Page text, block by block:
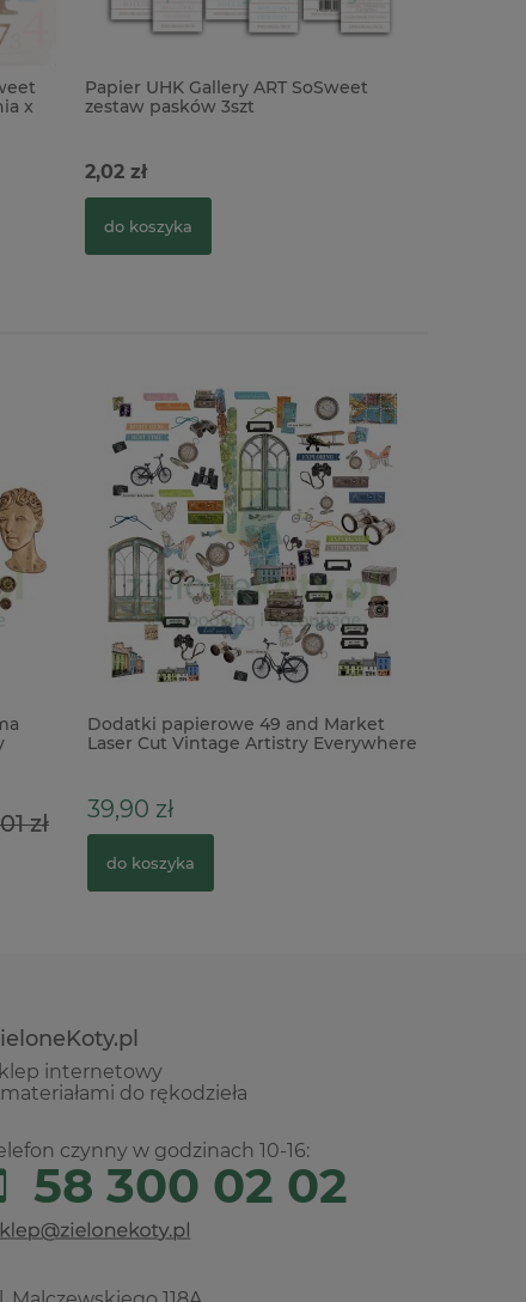
x
Papier UHK Gallery ART SoSweet
zestaw pasków 3szt
2,02 zł
do koszyka
zł
Dodatki papierowe 49 and Market
Laser Cut Vintage Artistry Everywhere
39,90 zł
do koszyka
internetowy
do rękodzieła
czynny w godzinach 10-16:
58 300 02 02